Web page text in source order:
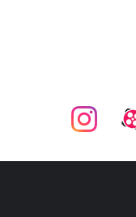
این بود که حجم
شگفت‌زده
شد تا
در افکار و
اساس همان طرز
با حوادث
از قد و قواره]